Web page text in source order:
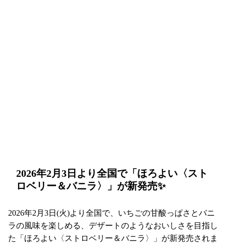
2026年2月3日より全国で「ほろよい〈スト
ロベリー＆バニラ〉」が新発売✨
2026年2月3日(火)より全国で、いちごの甘酸っぱさとバニ
ラの風味を楽しめる、デザートのようなおいしさを目指し
た「ほろよい〈ストロベリー＆バニラ〉」が新発売されま